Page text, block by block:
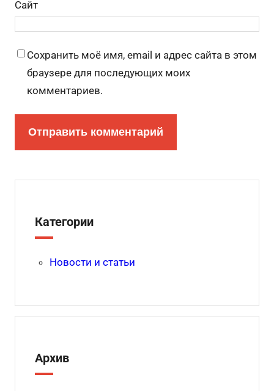
Сайт
Сохранить моё имя, email и адрес сайта в этом
браузере для последующих моих
комментариев.
Категории
Новости и статьи
Архив